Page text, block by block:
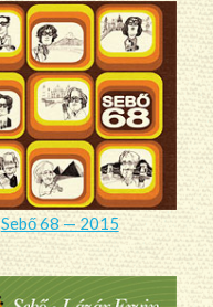
Sebő 68 — 2015